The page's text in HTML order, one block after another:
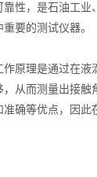
）
性，是石油工业
要的测试仪器。
原理是通过在液
从而测量出接触
确等优点，因此